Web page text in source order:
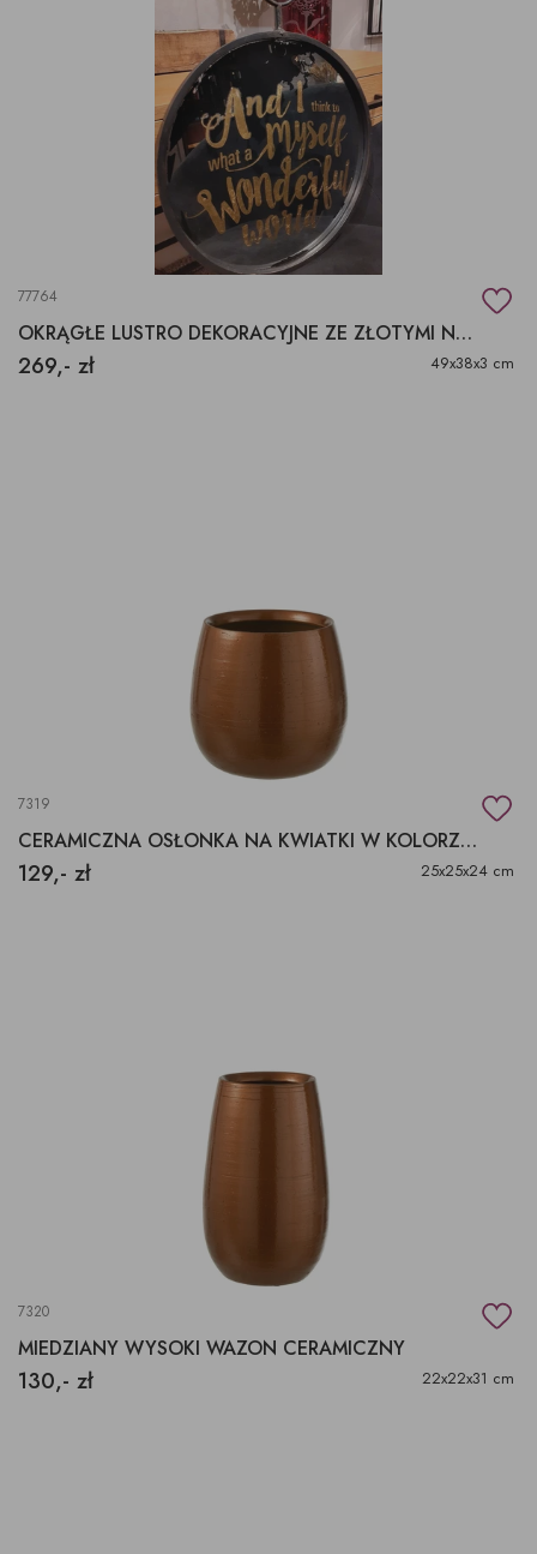
77764
OKRĄGŁE LUSTRO DEKORACYJNE ZE ZŁOTYMI NAPISAMI
269,- zł 49x38x3 cm
7319
CERAMICZNA OSŁONKA NA KWIATKI W KOLORZE MIEDZIANYM
129,- zł 25x25x24 cm
7320
MIEDZIANY WYSOKI WAZON CERAMICZNY
130,- zł 22x22x31 cm